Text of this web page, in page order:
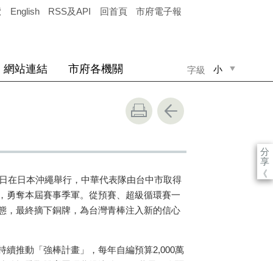
English RSS及API 回首頁 市府電子報
字級 小
網站連結 市府各機關
分
享
《
在日本沖繩舉行，中華代表隊由台中市取得
勇奪本屆賽事季軍。從預賽、超級循環賽一
，最終摘下銅牌，為台灣青棒注入新的信心
續推動「強棒計畫」，每年自編預算2,000萬